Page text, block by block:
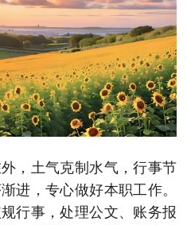
，土气克制水气，行事节
进，专心做好本职工作。
行事，处理公文、账务报